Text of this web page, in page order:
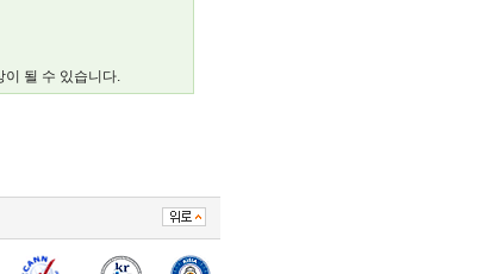
이 될 수 있습니다.